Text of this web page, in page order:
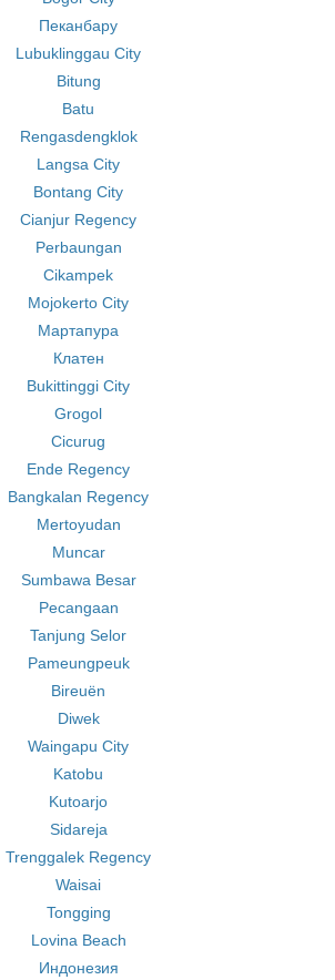
Пеканбару
Lubuklinggau City
Bitung
Batu
Rengasdengklok
Langsa City
Bontang City
Cianjur Regency
Perbaungan
Cikampek
Mojokerto City
Мартапура
Клатен
Bukittinggi City
Grogol
Cicurug
Ende Regency
Bangkalan Regency
Mertoyudan
Muncar
Sumbawa Besar
Pecangaan
Tanjung Selor
Pameungpeuk
Bireuën
Diwek
Waingapu City
Katobu
Kutoarjo
Sidareja
Trenggalek Regency
Waisai
Tongging
Lovina Beach
Индонезия